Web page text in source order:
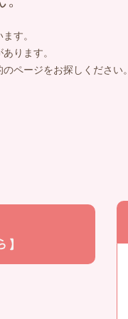
す。
ります。
ページをお探しください。